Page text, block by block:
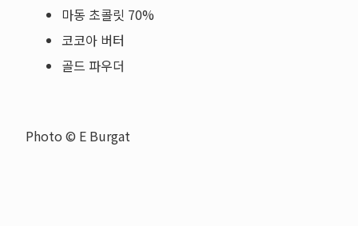
마동 초콜릿 70%
코코아 버터
골드 파우더
Photo © E Burgat